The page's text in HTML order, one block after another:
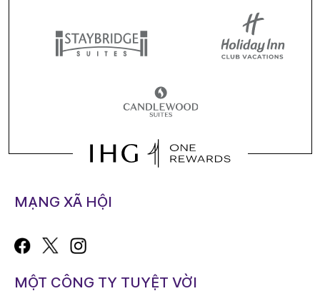
MẠNG XÃ HỘI
MỘT CÔNG TY TUYỆT VỜI